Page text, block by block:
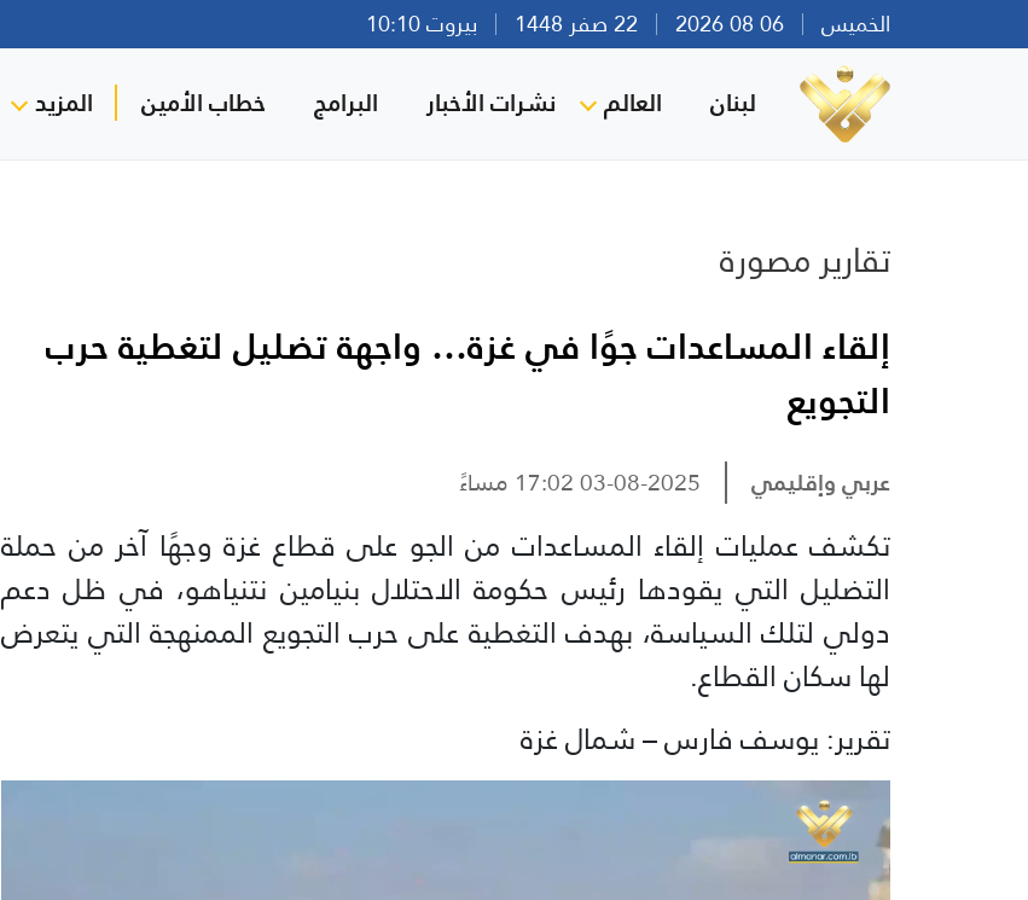
الخميس بيروت 10:10
لبنان العالم نشرات الأخبار البرامج خطاب الأمين المزيد
تقارير مصورة
إلقاء المساعدات جوًا في غزة… واجهة تضليل لتغطية حرب
التجويع
عربي وإقليمي 03-08-2025 17:02 مساءً
تكشف عمليات إلقاء المساعدات من الجو على قطاع غزة وجهًا آخر من حملة
التضليل التي يقودها رئيس حكومة الاحتلال بنيامين نتنياهو، في ظل دعم
دولي لتلك السياسة، بهدف التغطية على حرب التجويع الممنهجة التي يتعرض
لها سكان القطاع.
تقرير: يوسف فارس – شمال غزة